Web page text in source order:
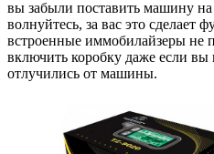
вы забыли поставить машину
волнуйтесь, за вас это сделает
встроенные иммобилайзеры не
включить коробку даже если вы
отлучились от машины.